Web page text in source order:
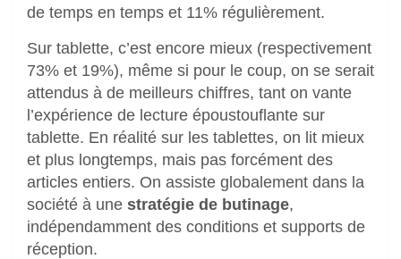
de temps en temps et 11% régulièrement.
Sur tablette, c’est encore mieux (respectivement
73% et 19%), même si pour le coup, on se serait
attendus à de meilleurs chiffres, tant on vante
l’expérience de lecture époustouflante sur
tablette. En réalité sur les tablettes, on lit mieux
et plus longtemps, mais pas forcément des
articles entiers. On assiste globalement dans la
société à une stratégie de butinage,
indépendamment des conditions et supports de
réception.